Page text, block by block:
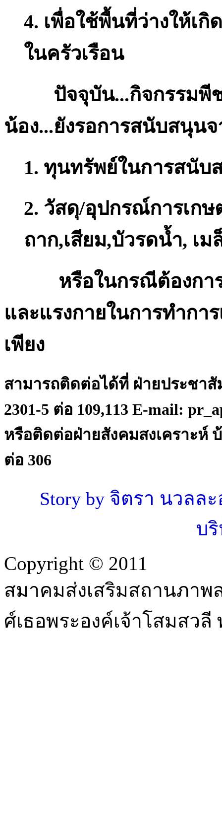
4. เพื่อใช้พื้นที่ว่างให้เ
ในครัวเรือน
ปัจจุบัน...กิจกรรมพี
น้อง...ยังรอการสนับสนุน
1. ทุนทรัพย์ในการสนั
2. วัสดุ/อุปกรณ์การเก
ถาก,เสียม,บัวรดน้ำ, เ
หรือในกรณีต้องกา
และแรงกายในการทำกา
เพียง
สามารถติดต่อได้ที่ ฝ่ายประชา
2301-5 ต่อ 109,113 E-mail:
หรือติดต่อฝ่ายสังคมสงเคราะห์
ต่อ 306
Story by จิตรา นวลล
บ
Copyright © 2011
สมาคมส่งเสริมสถานภาพ
ศ์เธอพระองค์เจ้าโสมสว